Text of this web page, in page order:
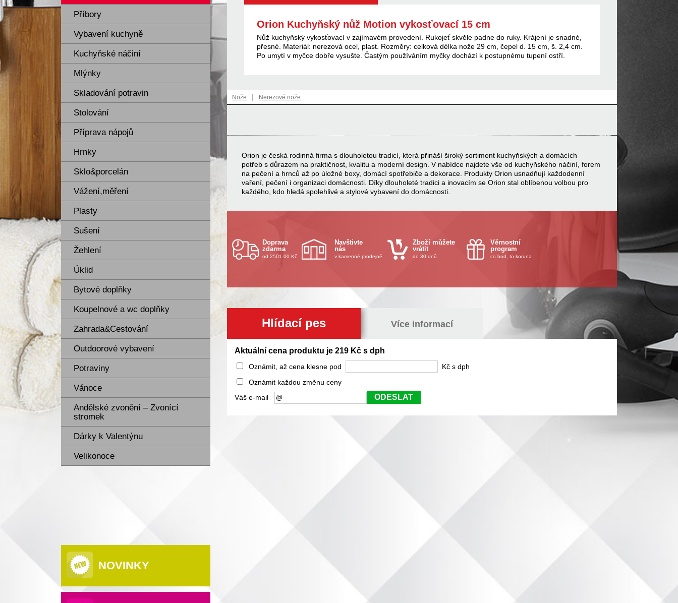
Příbory
Vybavení kuchyně
Kuchyňské náčiní
Mlýnky
Skladování potravin
Stolování
Příprava nápojů
Hrnky
Sklo&porcelán
Vážení,měření
Plasty
Sušení
Žehlení
Úklid
Bytové doplňky
Koupelnové a wc doplňky
Zahrada&Cestování
Outdoorové vybavení
Potraviny
Vánoce
Andělské zvonění – Zvonící
stromek
Dárky k Valentýnu
Velikonoce
NOVINKY
Orion Kuchyňský nůž Motion vykosťovací 15 cm
Nůž kuchyňský vykosťovací v zajímavém provedení. Rukojeť skvěle padne do ruky. Krájení je snadné,
přesné. Materiál: nerezová ocel, plast. Rozměry: celková délka nože 29 cm, čepel d. 15 cm, š. 2,4 cm.
Po umytí v myčce dobře vysušte. Častým používáním myčky dochází k postupnému tupení ostří.
Nože | Nerezové nože
Orion je česká rodinná firma s dlouholetou tradicí, která přináší široký sortiment kuchyňských a domácích
potřeb s důrazem na praktičnost, kvalitu a moderní design. V nabídce najdete vše od kuchyňského náčiní, forem
na pečení a hrnců až po úložné boxy, domácí spotřebiče a dekorace. Produkty Orion usnadňují každodenní
vaření, pečení i organizaci domácnosti. Díky dlouholeté tradici a inovacím se Orion stal oblíbenou volbou pro
každého, kdo hledá spolehlivé a stylové vybavení do domácnosti.
Doprava
zdarma
od 2501.00 Kč
Navštivte
nás
v kamenné prodejně
Zboží můžete
vrátit
do 30 dnů
Věrnostní
program
co bod, to koruna
Hlídací pes Více informací
Aktuální cena produktu je 219 Kč s dph
Oznámit, až cena klesne pod
Kč s dph
Oznámit každou změnu ceny
Váš e-mail
ODESLAT